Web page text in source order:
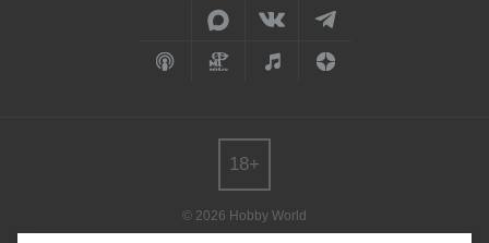
© 2026 Hobby World
18+